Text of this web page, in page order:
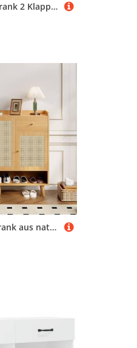
Tidyard Schuhschrank 2 Klappen Schuhregal Schuhkommode Schuhkipper Holzwerkstoff Schwarz 59x17x81 cm
FAYICIC Schuhschrank aus natürlichem Rattan, Schuhkommode Schuhregal mit 3 Türen und1 Schubladen und 5 Regalböden, für den Flur. Metallgriff und Massivholzbeinen. Maße: B120/H106/T35 cm